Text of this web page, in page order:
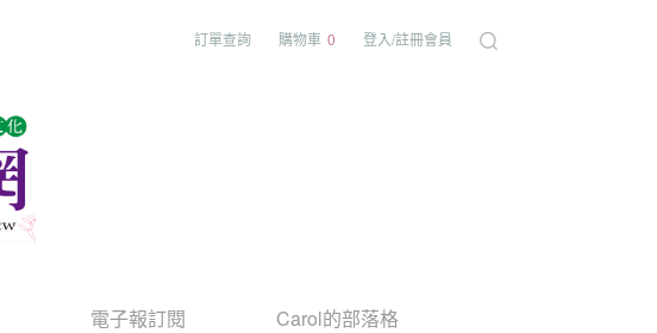
訂單查詢 購物車 0 登入/註冊會員
電子報訂閱 Carol的部落格